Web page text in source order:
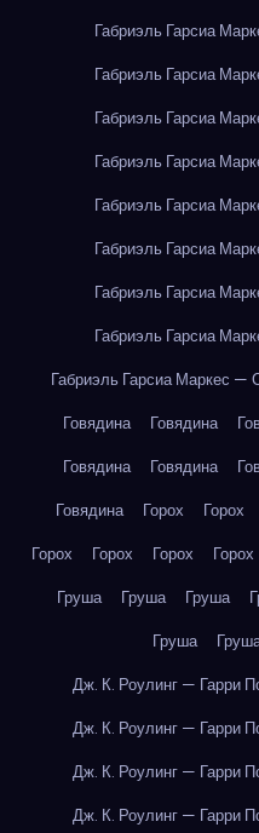
Габриэль Гарсиа
Габриэль Гарсиа
Габриэль Гарсиа
Габриэль Гарсиа
Габриэль Гарсиа
Габриэль Гарсиа
Габриэль Гарсиа
Габриэль Гарсиа
Габриэль Гарсиа Маркес —
Говядина
Говядина
Говядина
Говядина
Говядина
Горох Горох
Горох
Горох Горох Горох
Груша
Груша Груша
Груша
Дж. К. Роулинг — Гарри
Дж. К. Роулинг — Гарри
Дж. К. Роулинг — Гарри
Дж. К. Роулинг — Гарри